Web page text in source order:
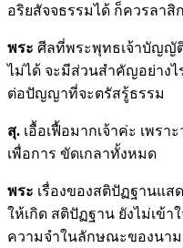
อริยสัจจธรรมได้ ก็ควรลาสิ
พระ ศีลที่พระพุทธเจ้าบัญญั
ไม่ได้ จะมีส่วนสำคัญอย่างไ
ต่อปัญญาที่จะตรัสรู้ธรรม
สุ. เอื้อเฟื้อมากเจ้าค่ะ เพร
เพื่อการ ขัดเกลาทั้งหมด
พระ เรื่องของสติปัฏฐานแส
ให้เกิด สติปัฏฐาน ยังไม่เข้
ความจำในลักษณะของนาม